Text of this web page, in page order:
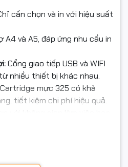
cần chọn và in với hiệu suất
A4 và A5, đáp ứng nhu cầu in
Cổng giao tiếp USB và WIFI
nhiều thiết bị khác nhau.
mực 325 có khả
tiết kiệm chi phí hiệu quả.
đương 2400 x 600 dpi)
MB